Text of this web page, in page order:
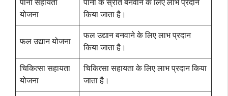
पानी सहायता
योजना
पानी के स्रोत बनवाने के लिए लाभ प्रदान
किया जाता है।
फल उद्यान योजना
फल उद्यान बनवाने के लिए लाभ प्रदान
किया जाता है।
चिकित्सा सहायता
योजना
चिकित्सा सहायता के लिए लाभ प्रदान किया
जाता है।